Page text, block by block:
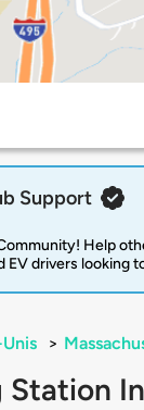
Support
Help
EV drivers looking
>
Station